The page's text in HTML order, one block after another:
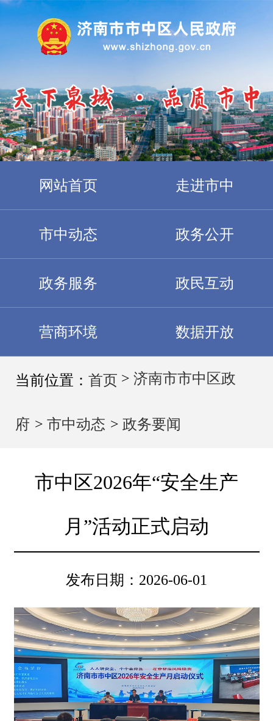
网站首页 走进市中
市中动态 政务公开
政务服务 政民互动
营商环境 数据开放
当前位置： 首页 > 济南市市中区政
府 > 市中动态 > 政务要闻
市中区2026年“安全生产
月”活动正式启动
发布日期：2026-06-01